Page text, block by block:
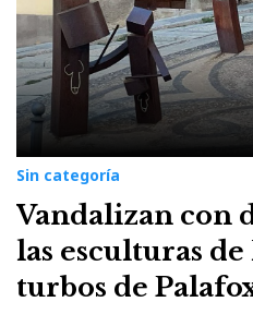
Sin categoría
Vandalizan con
las esculturas
turbos de